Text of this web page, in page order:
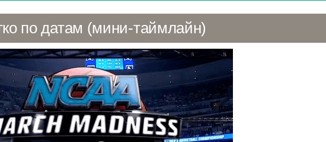
по датам (мини-таймлайн)